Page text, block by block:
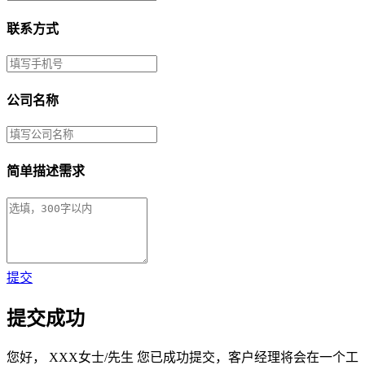
联系方式
公司名称
简单描述需求
提交
提交成功
您好， XXX女士/先生 您已成功提交，客户经理将会在一个工